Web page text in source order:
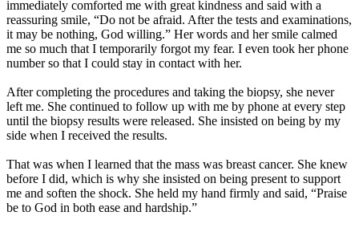
immediately comforted me with great kindness and said with a
reassuring smile, “Do not be afraid. After the tests and examinations,
it may be nothing, God willing.” Her words and her smile calmed
me so much that I temporarily forgot my fear. I even took her phone
number so that I could stay in contact with her.
After completing the procedures and taking the biopsy, she never
left me. She continued to follow up with me by phone at every step
until the biopsy results were released. She insisted on being by my
side when I received the results.
That was when I learned that the mass was breast cancer. She knew
before I did, which is why she insisted on being present to support
me and soften the shock. She held my hand firmly and said, “Praise
be to God in both ease and hardship.”